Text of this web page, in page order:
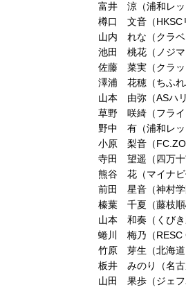
富井 涼（浦和レッ
樽口 文音（HKSC
山内 れな（クラベ
池田 桃花（ノジマ
佐藤 菜実（クラッ
澤浦 花穂（ちふれ
山本 由弥（ASハリ
草野 咲綺（フライ
野中 有（浦和レッ
小原 梨音（
寺田 望遥（四万十
熊谷 花（マイナビ
前田 星音（神村学
榛葉 千夏（藤枝順
山本 和奏（くびき
蜷川 梅乃（RESC
竹原 芽生（北海道
板井 みのり（名古
山田 果歩（ジェフ